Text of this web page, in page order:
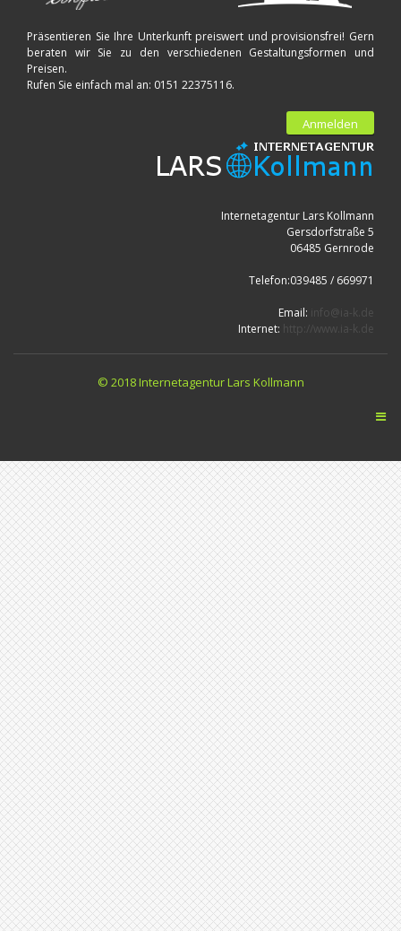
Präsentieren Sie Ihre Unterkunft preiswert und provisionsfrei! Gern
beraten wir Sie zu den verschiedenen Gestaltungsformen und
Preisen.
Rufen Sie einfach mal an: 0151 22375116.
Anmelden
Internetagentur Lars Kollmann
Gersdorfstraße 5
06485 Gernrode
Telefon:039485 / 669971
Email: info@ia-k.de
Internet: http://www.ia-k.de
© 2018 Internetagentur Lars Kollmann